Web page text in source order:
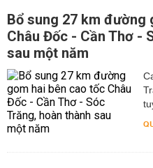
Bổ sung 27 km đường
Châu Đốc - Cần Thơ -
sau một năm